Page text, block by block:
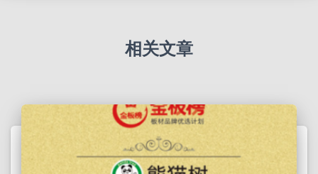
相关文章